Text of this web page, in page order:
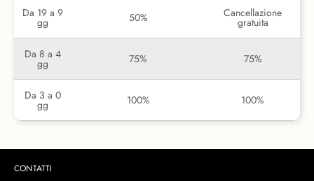
Da 19 a 9
gg 50% Cancellazione
gratuita
Da 8 a 4
gg 75% 75%
Da 3 a 0
gg 100% 100%
CONTATTI